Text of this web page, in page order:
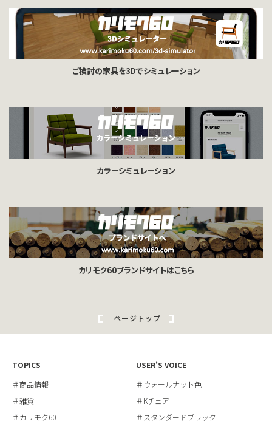
ご検討の家具を3Dでシミュレーション
カラーシミュレーション
カリモク60ブランドサイトはこちら
ページトップ
TOPICS
＃商品情報
＃雑貨
＃カリモク60
USER’S VOICE
＃ウォールナット色
＃Kチェア
＃スタンダードブラック